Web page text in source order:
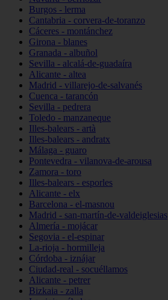
Burgos - lerma
Cantabria - corvera-de-toranzo
Cáceres - montánchez
Girona - blanes
Granada - albuñol
Sevilla - alcalá-de-guadaíra
Alicante - altea
Madrid - villarejo-de-salvanés
Cuenca - tarancón
Sevilla - pedrera
Toledo - manzaneque
Illes-balears - artà
Illes-balears - andratx
Málaga - guaro
Pontevedra - vilanova-de-arousa
Zamora - toro
Illes-balears - esporles
Alicante - elx
Barcelona - el-masnou
Madrid - san-martín-de-valdeiglesias
Almería - mojácar
Segovia - el-espinar
La-rioja - hormilleja
Córdoba - iznájar
Ciudad-real - socuéllamos
Alicante - petrer
Bizkaia - zalla